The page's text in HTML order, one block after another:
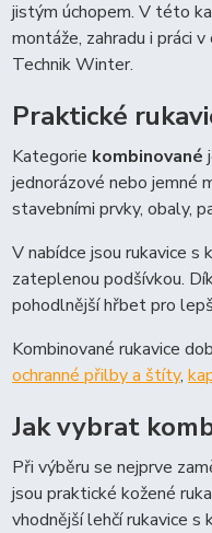
jistým úchopem. V této
montáže, zahradu i práci
Technik Winter.
Praktické
Kategorie kombinované
jednorázové nebo jemné
stavebními prvky, obaly,
V nabídce jsou rukavice s
zateplenou podšívkou.
pohodlnější hřbet pro
Kombinované rukavice
ochranné přilby a štíty,
Jak vybrat
Při výběru se nejprve
jsou praktické kožené
vhodnější lehčí rukavice s